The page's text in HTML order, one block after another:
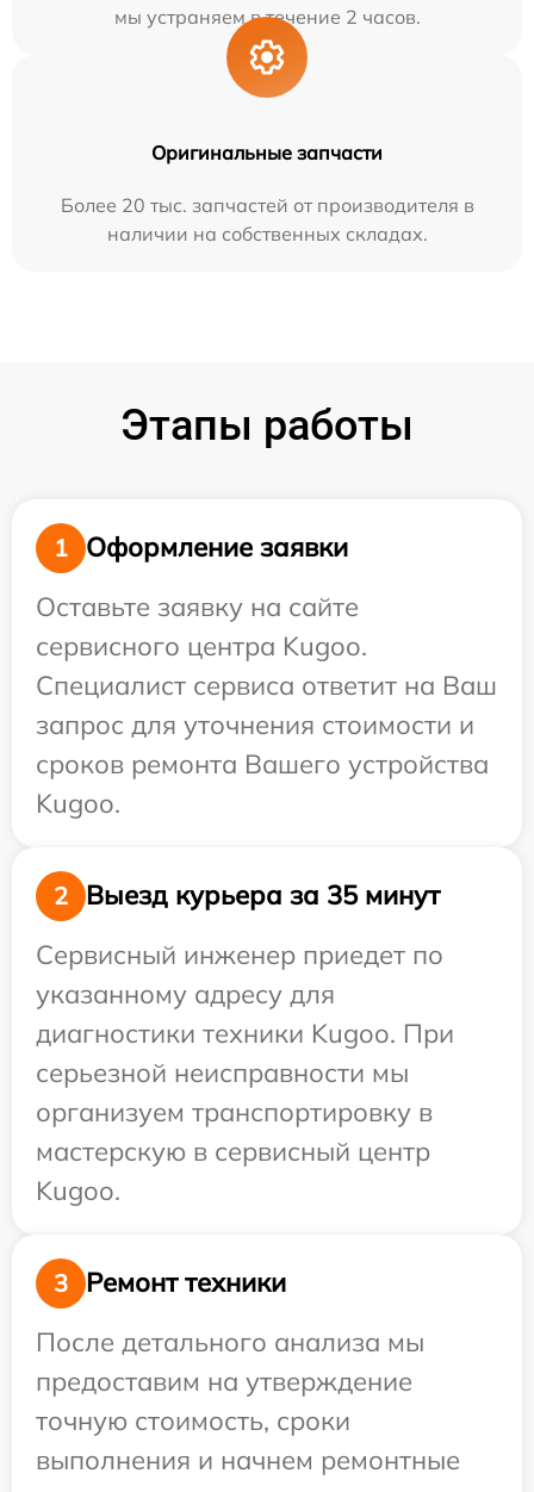
мы устраняем в течение 2 часов.
Оригинальные запчасти
Более 20 тыс. запчастей от производителя в
наличии на собственных складах.
Этапы работы
1
Оформление заявки
Оставьте заявку на сайте
сервисного центра Kugoo.
Специалист сервиса ответит на Ваш
запрос для уточнения стоимости и
сроков ремонта Вашего устройства
Kugoo.
2
Выезд курьера за 35 минут
Сервисный инженер приедет по
указанному адресу для
диагностики техники Kugoo. При
серьезной неисправности мы
организуем транспортировку в
мастерскую в сервисный центр
Kugoo.
3
Ремонт техники
После детального анализа мы
предоставим на утверждение
точную стоимость, сроки
выполнения и начнем ремонтные